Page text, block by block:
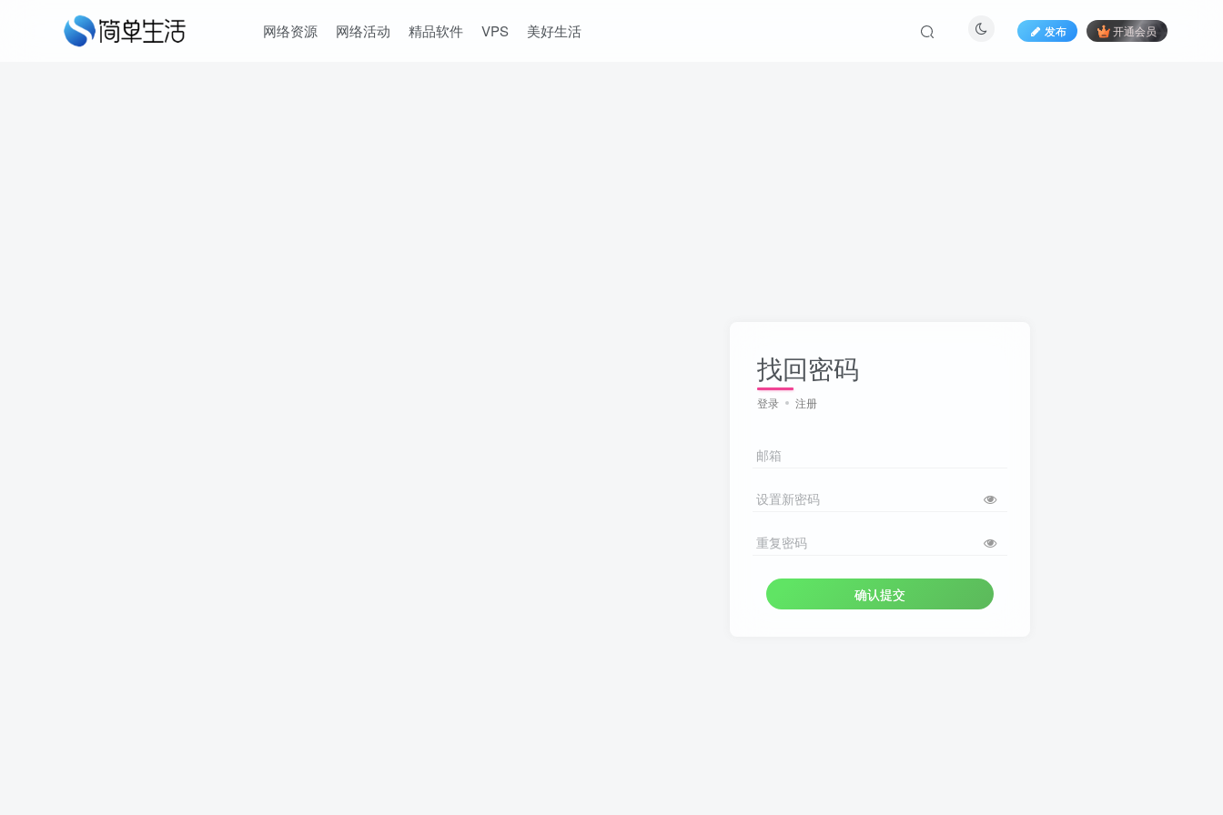
网络资源 网络活动 精品软件 VPS 美好生活 发布 开通会员
找回密码
登录 注册
邮箱
设置新密码
重复密码
确认提交